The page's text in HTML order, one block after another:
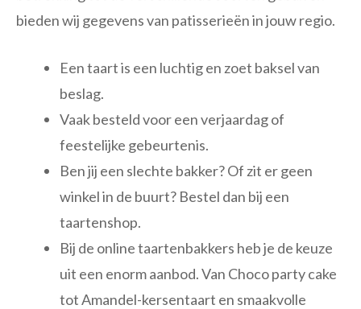
bieden wij gegevens van patisserieën in jouw regio.
Een taart is een luchtig en zoet baksel van
beslag.
Vaak besteld voor een verjaardag of
feestelijke gebeurtenis.
Ben jij een slechte bakker? Of zit er geen
winkel in de buurt? Bestel dan bij een
taartenshop.
Bij de online taartenbakkers heb je de keuze
uit een enorm aanbod. Van Choco party cake
tot Amandel-kersentaart en smaakvolle